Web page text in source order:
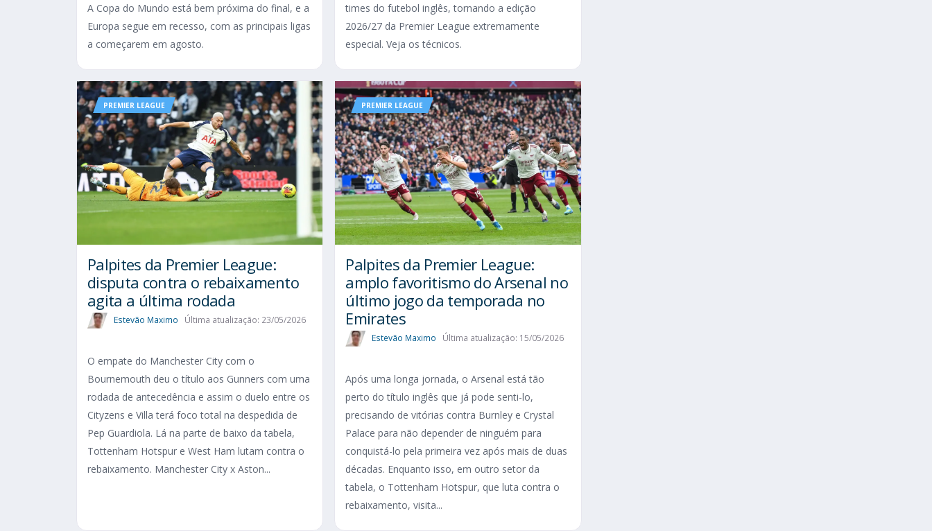
A Copa do Mundo está bem próxima do final, e a
Europa segue em recesso, com as principais ligas
a começarem em agosto.
times do futebol inglês, tornando a edição
2026/27 da Premier League extremamente
especial. Veja os técnicos.
PREMIER LEAGUE
Palpites da Premier League:
disputa contra o rebaixamento
agita a última rodada
Estevão Maximo Última atualização: 23/05/2026
O empate do Manchester City com o
Bournemouth deu o título aos Gunners com uma
rodada de antecedência e assim o duelo entre os
Cityzens e Villa terá foco total na despedida de
Pep Guardiola. Lá na parte de baixo da tabela,
Tottenham Hotspur e West Ham lutam contra o
rebaixamento. Manchester City x Aston...
PREMIER LEAGUE
Palpites da Premier League:
amplo favoritismo do Arsenal no
último jogo da temporada no
Emirates
Estevão Maximo Última atualização: 15/05/2026
Após uma longa jornada, o Arsenal está tão
perto do título inglês que já pode senti-lo,
precisando de vitórias contra Burnley e Crystal
Palace para não depender de ninguém para
conquistá-lo pela primeira vez após mais de duas
décadas. Enquanto isso, em outro setor da
tabela, o Tottenham Hotspur, que luta contra o
rebaixamento, visita...